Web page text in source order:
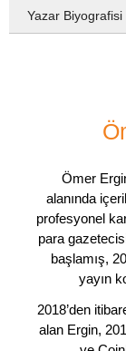
Yazar Biyografisi
Ömer
alanında
profesyonel
para
başlamış,
yayın
2018’den
alan Ergin,